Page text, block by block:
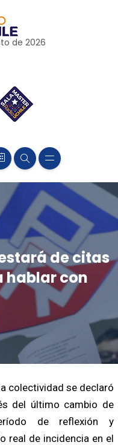
de 2026
de citas
hablar con
colectividad se declaró
del último cambio de
de reflexión y
real de incidencia en el